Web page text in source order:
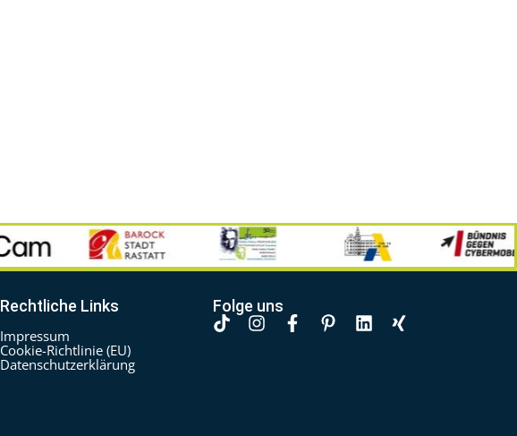
Rechtliche Links
Impressum
Cookie-Richtlinie (EU)
Datenschutzerklärung
Folge uns